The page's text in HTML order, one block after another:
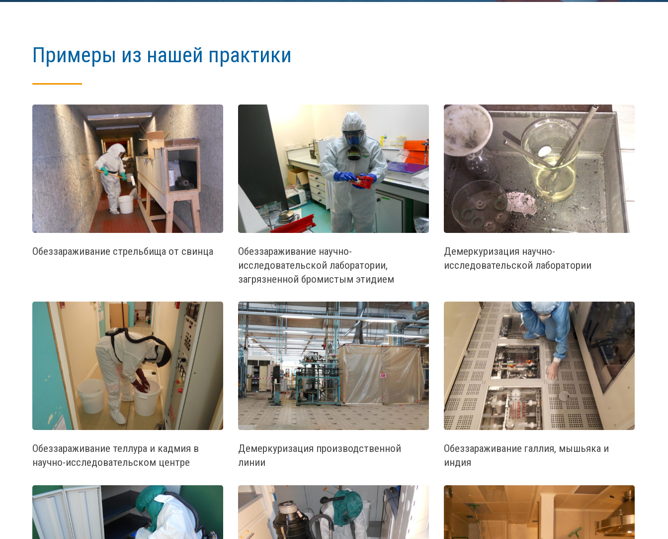
Примеры из нашей практики
Обеззараживание стрельбища от свинца
Обеззараживание научно-
исследовательской лаборатории,
загрязненной бромистым этидием
Демеркуризация научно-
исследовательской лаборатории
Обеззараживание теллура и кадмия в
научно-исследовательском центре
Демеркуризация производственной
линии
Обеззараживание галлия, мышьяка и
индия